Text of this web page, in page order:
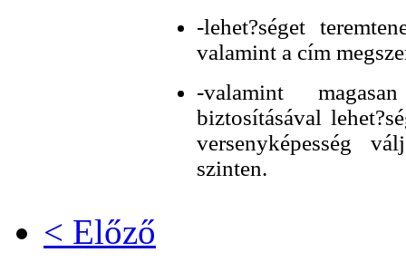
-lehet?séget
valamint a cím
-valamint
biztosításával
versenyképesség
szinten.
< Előző